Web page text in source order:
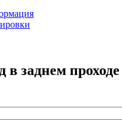
в заднем